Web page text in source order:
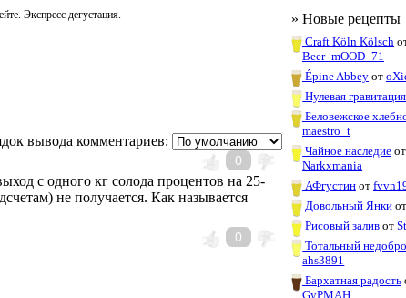
Экспресс дегустация.
вывода комментариев:
0
с одного кг солода процентов на 25-
не получается. Как называется
0
» Новые рецепты
Craft Köln Kölsch
Beer_mOOD_71
Épine Abbeyот
Нулевая гравитация
Беловежское
maestro_t
Чайное наследие от
Narkxmania
АФгустинот
Довольный Янки
Рисовый залив от
Тотальный
ahs3891
Бархатная радость
GyPMAH